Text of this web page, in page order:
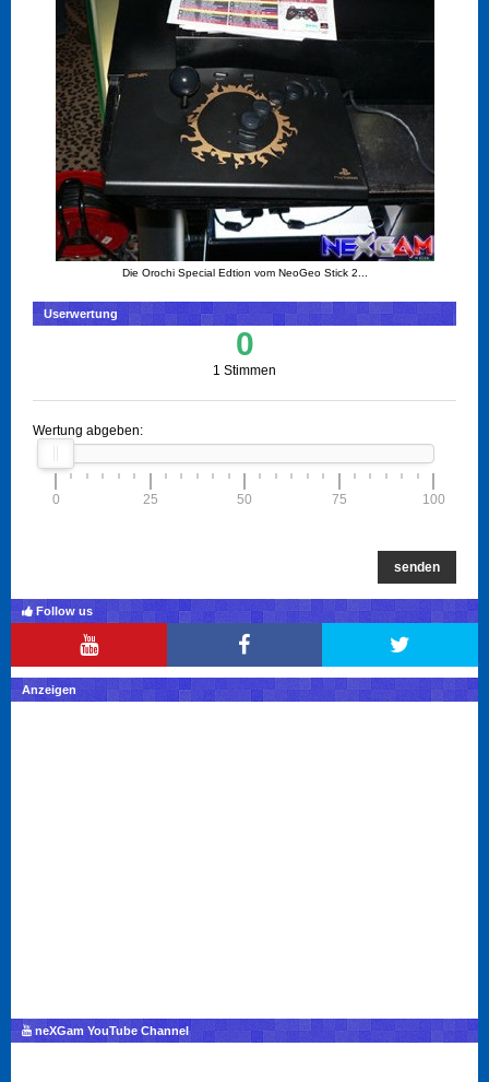
Die Orochi Special Edtion vom NeoGeo Stick 2...
Userwertung
0
1 Stimmen
Wertung abgeben:
0 25 50 75 100
senden
Follow us
Anzeigen
neXGam YouTube Channel